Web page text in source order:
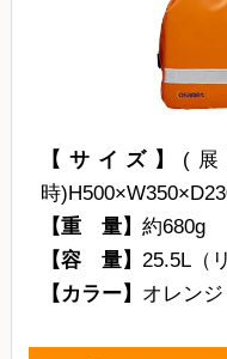
【サイズ】 (展
時
【重 量】 約680g
【容 量】 25.5L（
【カラー】 オレンジ